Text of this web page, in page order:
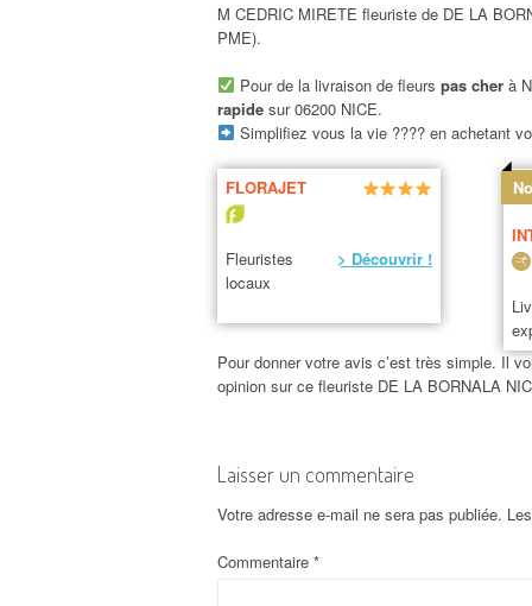
M CEDRIC MIRETE fleuriste de DE LA
PME).
Pour de la livraison de fleurs pas cherà
rapide sur 06200 NICE.
Simplifiez vous la vie ???? en achetant
FLORAJET
Fleuristes
locaux
> Découvrir !
Pour donner votre avis c’est très simple. Il
opinion sur ce fleuriste DE LA BORNALA
Laisser un commentaire
Votre adresse e-mail ne sera pas publiée.
Commentaire *